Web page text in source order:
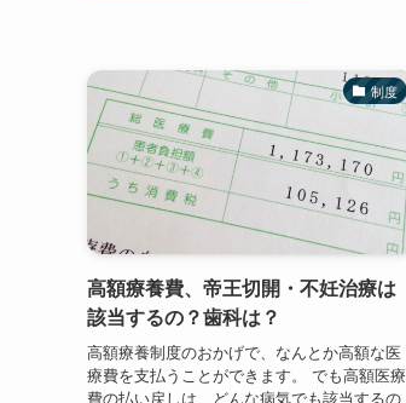
制度
高額療養費、帝王切開・不妊治療は
該当するの？歯科は？
高額療養制度のおかげで、なんとか高額な医
療費を支払うことができます。 でも高額医療
費の払い戻しは、どんな病気でも該当するの